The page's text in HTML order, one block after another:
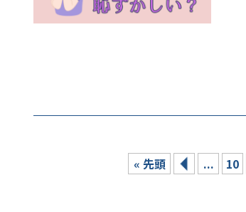
« 先頭 ... 10